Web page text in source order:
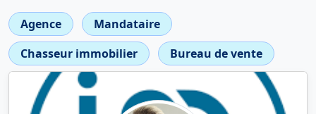
Agence
Mandataire
Chasseur immobilier
Bureau de vente